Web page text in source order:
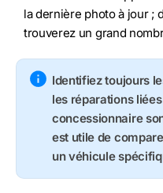
la dernière photo à jour ;
trouverez un grand
Identifiez toujours
les réparations
concessionnaire
est utile de
un véhicule